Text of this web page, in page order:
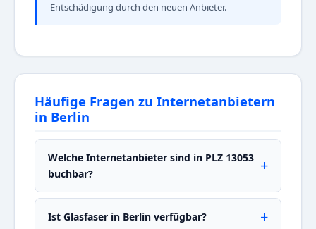
Entschädigung durch den neuen Anbieter.
Häufige Fragen zu Internetanbietern
in Berlin
Welche Internetanbieter sind in PLZ 13053
buchbar?
Ist Glasfaser in Berlin verfügbar?